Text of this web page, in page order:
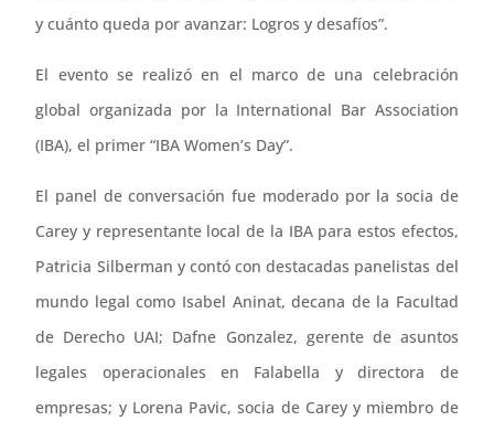
y cuánto queda por avanzar: Logros y desafíos”.
El evento se realizó en el marco de una celebración
global organizada por la International Bar Association
(IBA), el primer “IBA Women’s Day”.
El panel de conversación fue moderado por la socia de
Carey y representante local de la IBA para estos efectos,
Patricia Silberman y contó con destacadas panelistas del
mundo legal como Isabel Aninat, decana de la Facultad
de Derecho UAI; Dafne Gonzalez, gerente de asuntos
legales operacionales en Falabella y directora de
empresas; y Lorena Pavic, socia de Carey y miembro de